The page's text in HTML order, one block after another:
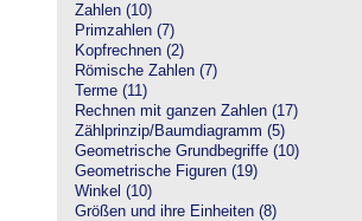
Zahlen (10)
Primzahlen (7)
Kopfrechnen (2)
Römische Zahlen (7)
Terme (11)
Rechnen mit ganzen Zahlen (17)
Zählprinzip/Baumdiagramm (5)
Geometrische Grundbegriffe (10)
Geometrische Figuren (19)
Winkel (10)
Größen und ihre Einheiten (8)